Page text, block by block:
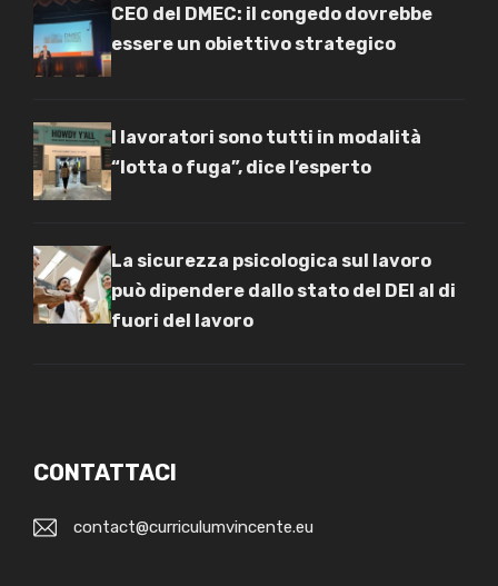
CEO del DMEC: il congedo dovrebbe
essere un obiettivo strategico
I lavoratori sono tutti in modalità
“lotta o fuga”, dice l’esperto
La sicurezza psicologica sul lavoro
può dipendere dallo stato del DEI al di
fuori del lavoro
CONTATTACI
contact@curriculumvincente.eu